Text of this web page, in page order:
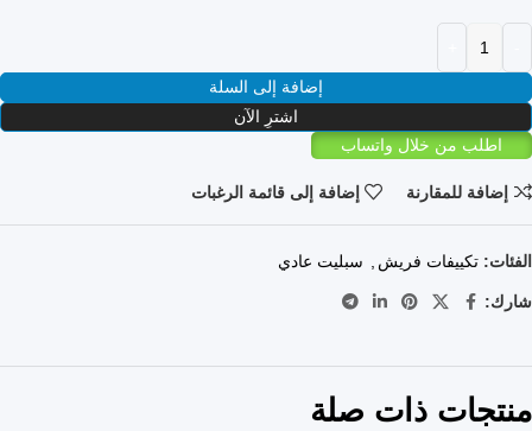
إضافة إلى السلة
اشترِ الآن
اطلب من خلال واتساب
إضافة للمقارنة إضافة إلى قائمة الرغبات
الفئات: تكييفات فريش , سبليت عادي
شارك:
منتجات ذات صلة